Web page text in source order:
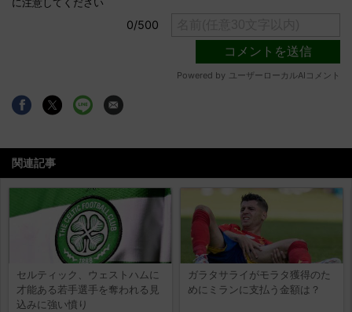
関連記事
セルティック、ウェストハムに
才能ある若手選手を奪われる見
込みに強い憤り
ガラタサライがモラタ獲得のた
めにミランに支払う金額は？